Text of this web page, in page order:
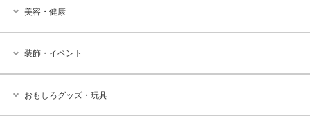
美容・健康
装飾・イベント
おもしろグッズ・玩具